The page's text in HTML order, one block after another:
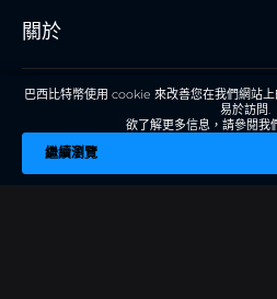
關於
© 2018 - 2025 Brasil Bitcoin
隱私權政策
巴西比特幣使用 cookie 來改善您在我們網站
易於訪問.
欲了解更多信息，請參閱我
繼續瀏覽